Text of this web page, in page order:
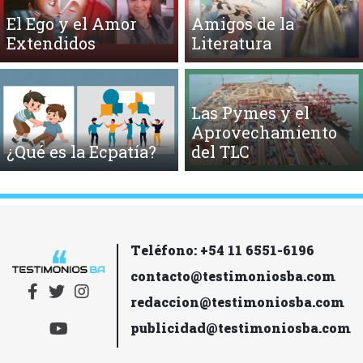
El Ego y el Amor
Extendidos
Amigos de la
Literatura
¿Qué es la Ecpatía?
Las Pymes y el
Aprovechamiento
del TLC
Teléfono: +54 11 6551-6196
contacto@testimoniosba.com
redaccion@testimoniosba.com
publicidad@testimoniosba.com